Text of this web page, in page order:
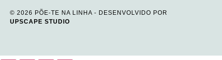
© 2026 PÕE-TE NA LINHA - DESENVOLVIDO POR
UPSCAPE STUDIO